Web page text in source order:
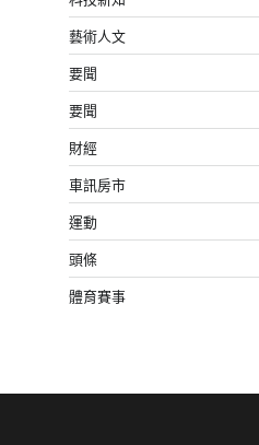
藝術人文
要聞
要聞
財經
車訊房市
運動
頭條
體育賽事